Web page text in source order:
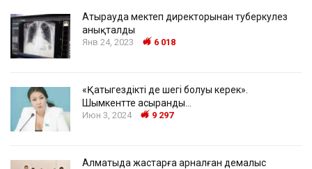
Атырауда мектеп директорынан туберкулез
анықталды
Янв 24, 2023 6 018
«Қатыгездіктің де шегі болуы керек».
Шымкентте асыранды…
Июн 3, 2024 9 297
Алматыда жастарға арналған демалыс